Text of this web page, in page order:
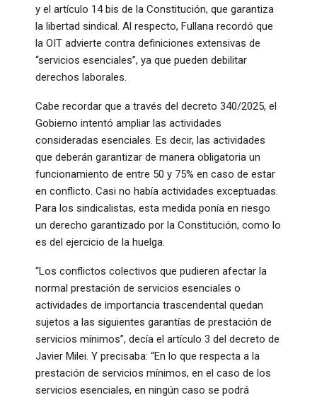
y el artículo 14 bis de la Constitución, que garantiza
la libertad sindical. Al respecto, Fullana recordó que
la OIT advierte contra definiciones extensivas de
“servicios esenciales”, ya que pueden debilitar
derechos laborales.
Cabe recordar que a través del decreto 340/2025, el
Gobierno intentó ampliar las actividades
consideradas esenciales. Es decir, las actividades
que deberán garantizar de manera obligatoria un
funcionamiento de entre 50 y 75% en caso de estar
en conflicto. Casi no había actividades exceptuadas.
Para los sindicalistas, esta medida ponía en riesgo
un derecho garantizado por la Constitución, como lo
es del ejercicio de la huelga.
“Los conflictos colectivos que pudieren afectar la
normal prestación de servicios esenciales o
actividades de importancia trascendental quedan
sujetos a las siguientes garantías de prestación de
servicios mínimos”, decía el artículo 3 del decreto de
Javier Milei. Y precisaba: “En lo que respecta a la
prestación de servicios mínimos, en el caso de los
servicios esenciales, en ningún caso se podrá